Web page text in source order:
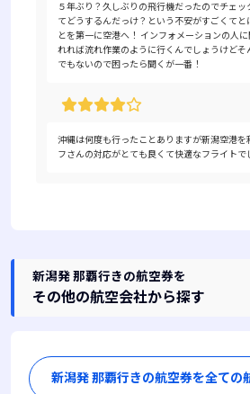
５年ぶり？久しぶりの飛行機だったのでチェ
てどうするんだっけ？という不安がすごくて
とを第一に空港へ！ インフォメーションの人
れれば流れ作業のように行くんでしょうけどそ
でもないので困ったら聞くが一番！
沖縄は何度も行ったことありますが新潟空港を
フさんの対応がとても良くて快適なフライトで
新潟発 那覇行きの航空券を
その他の航空会社から探す
新潟発 那覇行きの航空券を全ての